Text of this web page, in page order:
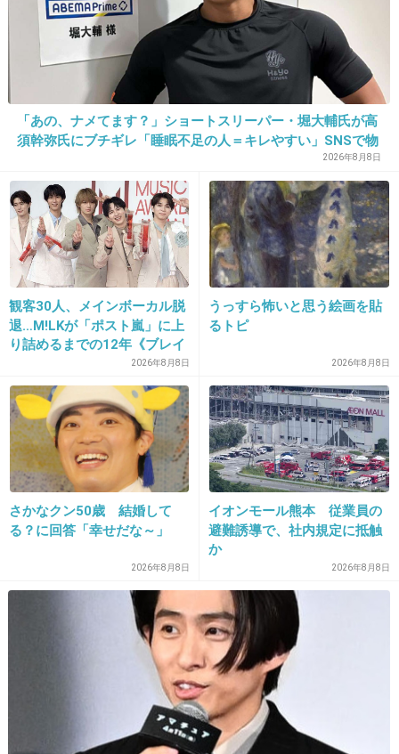
21. 匿名 2018/07/16(月) 17:33:10
AAAの曲は知ってるけどこの人のソロ曲はひと
つも知らないわ
-19
22. 匿名2018/07/16(月) 17:33:18
こんなコメ数伸びないようなトピは立つのに祭りになりそ
うなセフレ暴露はトピにならないんだね
+14 -7
23. 匿名2018/07/16(月) 17:33:26
おめでとう！！
+27 -6
24. 匿名2018/07/16(月) 17:34:54
もう1人が脱退する前に、その脱退した人と
+133
宇野ちゃん頑張れ！
「あの、ナメてます？」ショートスリーパー・堀大輔氏が高
須幹弥氏にブチギレ「睡眠不足の人＝キレやすい」SNSで物
2026年8月8日
観客30人、メインボーカル脱
退…M!LKが「ポスト嵐」に上
り詰めるまでの12年《ブレイ
2026年8月8日
うっすら怖いと思う絵画を貼
るトピ
2026年8月8日
さかなクン50歳 結婚して
る？に回答「幸せだな～」
2026年8月8日
イオンモール熊本 従業員の
避難誘導で、社内規定に抵触
か
2026年8月8日